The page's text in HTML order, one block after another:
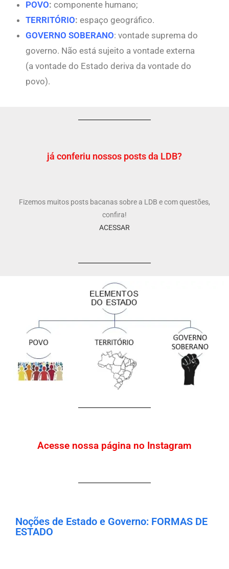
POVO: componente humano;
TERRITÓRIO: espaço geográfico.
GOVERNO SOBERANO: vontade suprema do
governo. Não está sujeito a vontade externa
(a vontade do Estado deriva da vontade do
povo).
já conferiu nossos posts da LDB?
Fizemos muitos posts bacanas sobre a LDB e com questões,
confira!
ACESSAR
Acesse nossa página no Instagram
Noções de Estado e Governo: FORMAS DE
ESTADO